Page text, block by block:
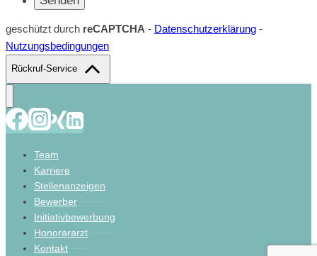
geschützt durch reCAPTCHA - Datenschutzerklärung -
Nutzungsbedingungen
Rückruf-Service
Team
Karriere
Stellenanzeigen
Bewerber
Initiativbewerbung
Honorararzt
Kontakt